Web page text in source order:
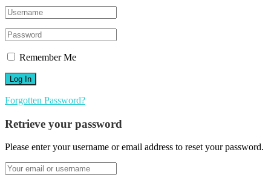
Remember Me
Forgotten Password?
Retrieve your password
Please enter your username or email address to reset your password.